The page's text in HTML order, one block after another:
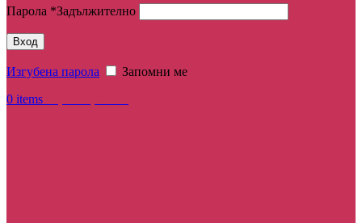
Парола *Задължително
Вход
Изгубена парола
Запомни ме
0 items